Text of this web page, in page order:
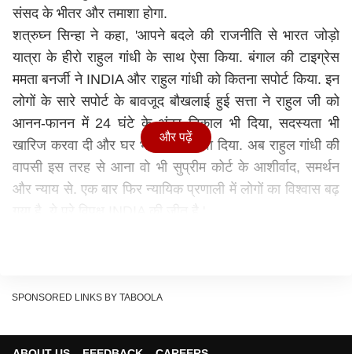
संसद के भीतर और तमाशा होगा.
शत्रुघ्न सिन्हा ने कहा, 'आपने बदले की राजनीति से भारत जोड़ो
यात्रा के हीरो राहुल गांधी के साथ ऐसा किया. बंगाल की टाइग्रेस
ममता बनर्जी ने INDIA और राहुल गांधी को कितना सपोर्ट किया. इन
लोगों के सारे सपोर्ट के बावजूद बौखलाई हुई सत्ता ने राहुल जी को
आनन-फानन में 24 घंटे के अंदर निकाल भी दिया, सदस्यता भी
खारिज करवा दी और घर भी खाली करवा दिया. अब राहुल गांधी की
वापसी इस तरह से आना वो भी सुप्रीम कोर्ट के आशीर्वाद, समर्थन
और न्याय से. एक बार फिर न्यायिक प्रणाली में लोगों का विश्वास बढ़
गया है, लेकिन कुछ पता नहीं प्रधानमंत्री आएंगे, नहीं आएंगे, जवाब
और पढ़ें
SPONSORED LINKS BY TABOOLA